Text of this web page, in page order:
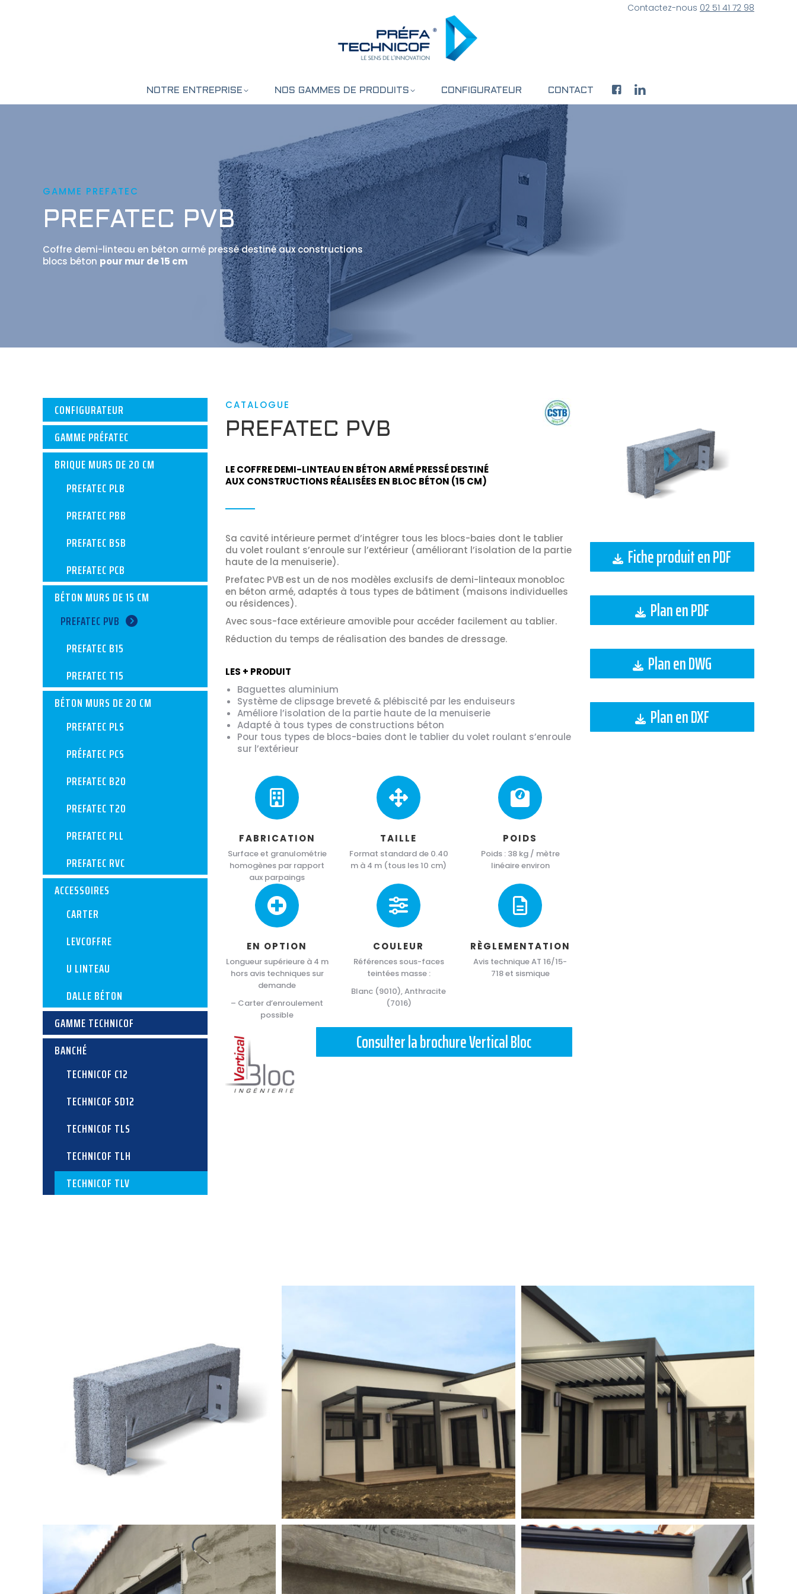
Contactez-nous 02 51 41 72 98
NOTRE ENTREPRISE NOS GAMMES DE PRODUITS CONFIGURATEUR CONTACT
GAMME PREFATEC
PREFATEC PVB
Coffre demi-linteau en béton armé pressé destiné aux constructions
blocs béton pour mur de 15 cm
CONFIGURATEUR
GAMME PRÉFATEC
BRIQUE MURS DE 20 CM
PREFATEC PLB
PREFATEC PBB
PREFATEC BSB
PREFATEC PCB
BÉTON MURS DE 15 CM
PREFATEC PVB
PREFATEC B15
PREFATEC T15
BÉTON MURS DE 20 CM
PREFATEC PLS
PRÉFATEC PCS
PREFATEC B20
PREFATEC T20
PREFATEC PLL
PREFATEC RVC
ACCESSOIRES
CARTER
LEVCOFFRE
U LINTEAU
DALLE BÉTON
GAMME TECHNICOF
BANCHÉ
TECHNICOF C12
TECHNICOF SD12
TECHNICOF TLS
TECHNICOF TLH
TECHNICOF TLV
CATALOGUE
PREFATEC PVB
LE COFFRE DEMI-LINTEAU EN BÉTON ARMÉ PRESSÉ DESTINÉ
AUX CONSTRUCTIONS RÉALISÉES EN BLOC BÉTON (15 CM)
Sa cavité intérieure permet d’intégrer tous les blocs-baies dont le tablier
du volet roulant s’enroule sur l’extérieur (améliorant l’isolation de la partie
haute de la menuiserie).
Prefatec PVB est un de nos modèles exclusifs de demi-linteaux monobloc
en béton armé, adaptés à tous types de bâtiment (maisons individuelles
ou résidences).
Avec sous-face extérieure amovible pour accéder facilement au tablier.
Réduction du temps de réalisation des bandes de dressage.
LES + PRODUIT
Baguettes aluminium
Système de clipsage breveté & plébiscité par les enduiseurs
Améliore l’isolation de la partie haute de la menuiserie
Adapté à tous types de constructions béton
Pour tous types de blocs-baies dont le tablier du volet roulant s’enroule
sur l’extérieur
FABRICATION
Surface et granulométrie
homogènes par rapport
aux parpaings
TAILLE
Format standard de 0.40
m à 4 m (tous les 10 cm)
POIDS
Poids : 38 kg / mètre
linéaire environ
EN OPTION
Longueur supérieure à 4 m
hors avis techniques sur
demande
– Carter d’enroulement
possible
COULEUR
Références sous-faces
teintées masse :
Blanc (9010), Anthracite
(7016)
RÈGLEMENTATION
Avis technique AT 16/15-
718 et sismique
Consulter la brochure Vertical Bloc
Fiche produit en PDF
Plan en PDF
Plan en DWG
Plan en DXF